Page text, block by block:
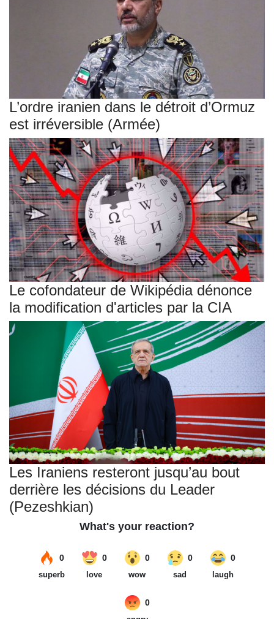
L’ordre iranien dans le détroit d’Ormuz
est irréversible (Armée)
Le cofondateur de Wikipédia dénonce
la modification d'articles par la CIA
Les Iraniens resteront jusqu’au bout
derrière les décisions du Leader
(Pezeshkian)